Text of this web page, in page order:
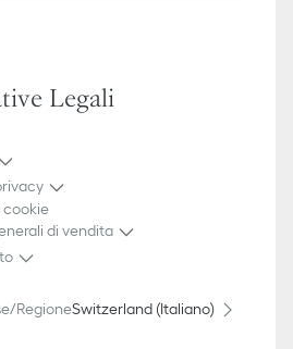
Legali
cookie
di vendita
RegioneSwitzerland (Italiano)